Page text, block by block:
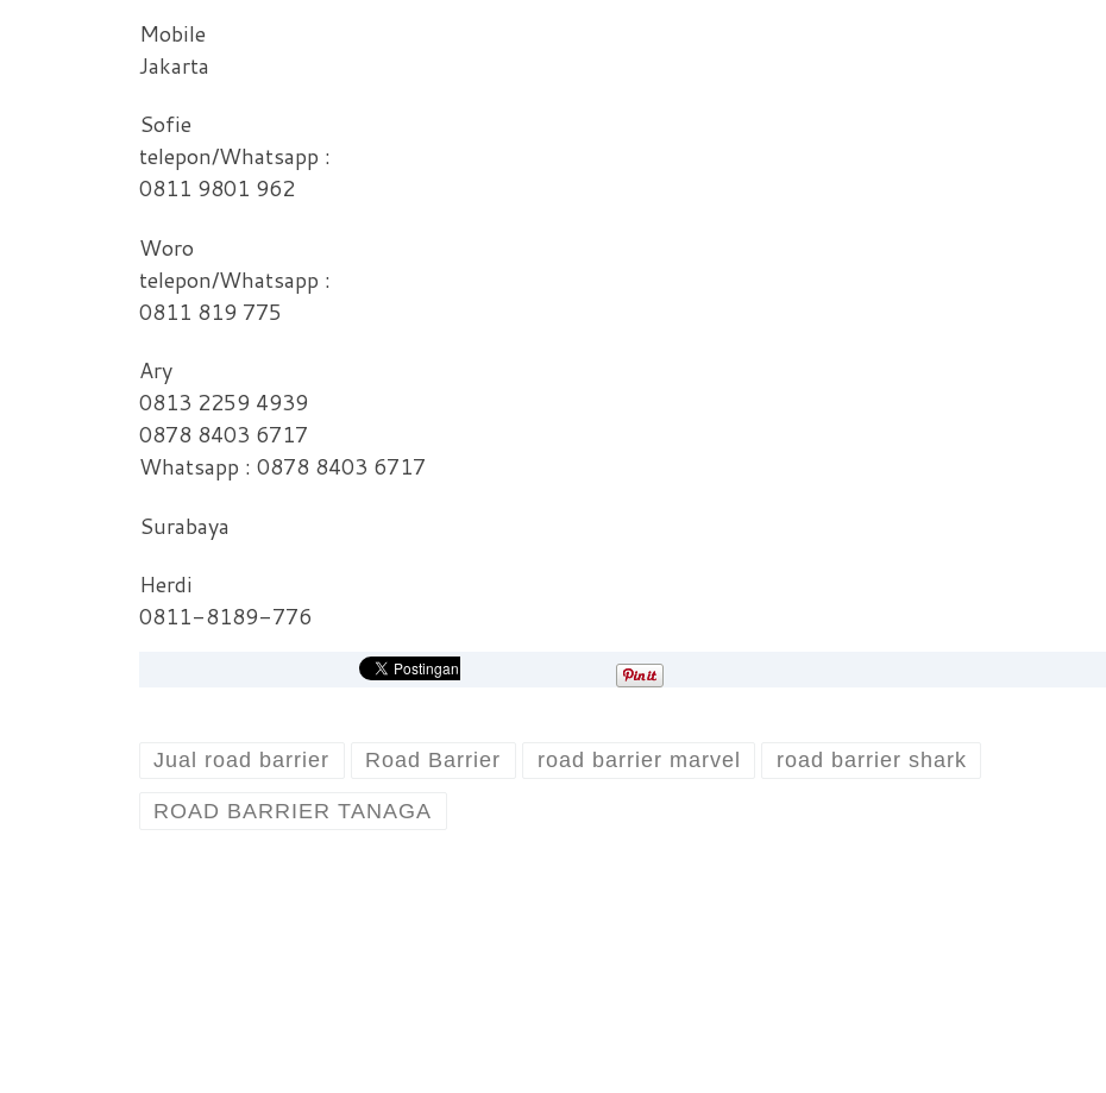
Mobile
Jakarta
Sofie
telepon/Whatsapp :
0811 9801 962
Woro
telepon/Whatsapp :
0811 819 775
Ary
0813 2259 4939
0878 8403 6717
Whatsapp : 0878 8403 6717
Surabaya
Herdi
0811-8189-776
Jual road barrier Road Barrier road barrier marvel road barrier shark
ROAD BARRIER TANAGA